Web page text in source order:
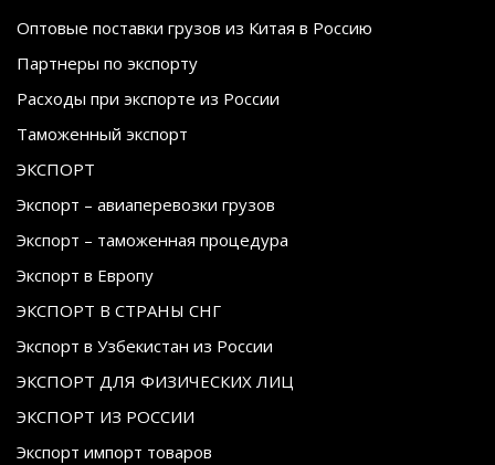
Оптовые поставки грузов из Китая в Россию
Партнеры по экспорту
Расходы при экспорте из России
Таможенный экспорт
ЭКСПОРТ
Экспорт – авиаперевозки грузов
Экспорт – таможенная процедура
Экспорт в Европу
ЭКСПОРТ В СТРАНЫ СНГ
Экспорт в Узбекистан из России
ЭКСПОРТ ДЛЯ ФИЗИЧЕСКИХ ЛИЦ
ЭКСПОРТ ИЗ РОССИИ
Экспорт импорт товаров